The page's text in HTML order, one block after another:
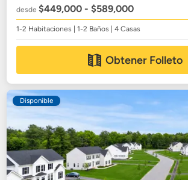
desde$449,000 - $589,000
1-2 Habitaciones | 1-2 Baños | 4 Casas
Obtener Folleto
Disponible